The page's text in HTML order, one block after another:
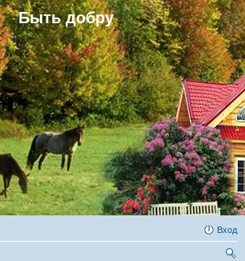
Быть добру
Вход